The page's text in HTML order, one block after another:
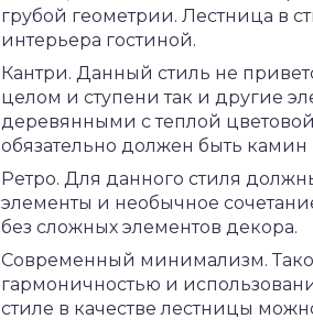
грубой геометрии. Лестница в
интерьера гостиной.
Кантри. Данный стиль не
целом и ступени так и другие
деревянными с теплой
обязательно должен быть камин
Ретро. Для данного стиля
элементы и необычное
без сложных элементов декора.
Современный минимализм.
гармоничностью и
стиле в качестве лестницы